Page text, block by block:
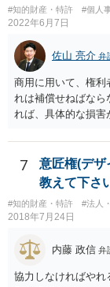
で、商標権者の預か
（コピー品やリメイ
酷い品質であれば
すし、その証商標権
害します。その商
般消費者の信頼も
べき利益が入らない
生じません。
#知的財産・特許 #個人
2022年6月7日
佐山 亮介 弁
商用に用いて、権利
れは補償せねばなら
れば、具体的な損害
補償し、その補償分
しょう。
7
意匠権(デザ
教えて下さ
#知的財産・特許 #法人
2018年7月24日
内藤 政信 弁
協力しなければやれ